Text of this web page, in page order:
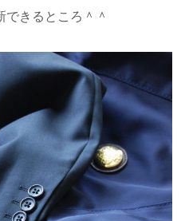
きるところ＾＾